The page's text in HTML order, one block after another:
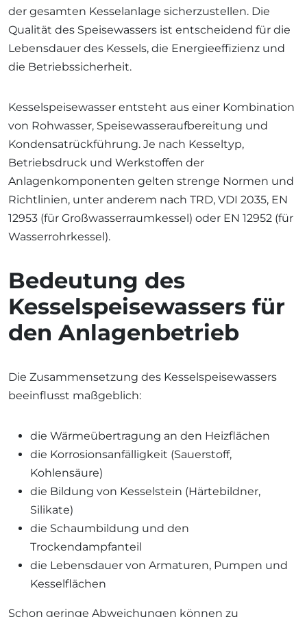
der gesamten Kesselanlage sicherzustellen. Die
Qualität des Speisewassers ist entscheidend für die
Lebensdauer des Kessels, die Energieeffizienz und
die Betriebssicherheit.
Kesselspeisewasser entsteht aus einer Kombination
von Rohwasser, Speisewasseraufbereitung und
Kondensatrückführung. Je nach Kesseltyp,
Betriebsdruck und Werkstoffen der
Anlagenkomponenten gelten strenge Normen und
Richtlinien, unter anderem nach TRD, VDI 2035, EN
12953 (für Großwasserraumkessel) oder EN 12952 (für
Wasserrohrkessel).
Bedeutung des
Kesselspeisewassers für
den Anlagenbetrieb
Die Zusammensetzung des Kesselspeisewassers
beeinflusst maßgeblich:
die Wärmeübertragung an den Heizflächen
die Korrosionsanfälligkeit (Sauerstoff,
Kohlensäure)
die Bildung von Kesselstein (Härtebildner,
Silikate)
die Schaumbildung und den
Trockendampfanteil
die Lebensdauer von Armaturen, Pumpen und
Kesselflächen
Schon geringe Abweichungen können zu